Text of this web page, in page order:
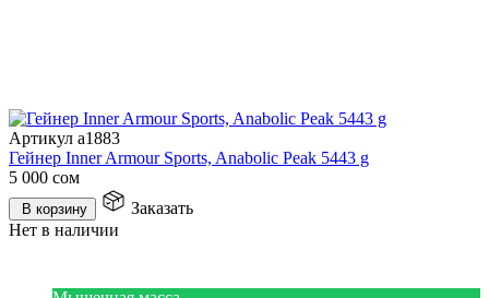
Артикул a1883
Гейнер Inner Armour Sports, Anabolic Peak 5443 g
5 000 сом
В корзину
Заказать
Нет в наличии